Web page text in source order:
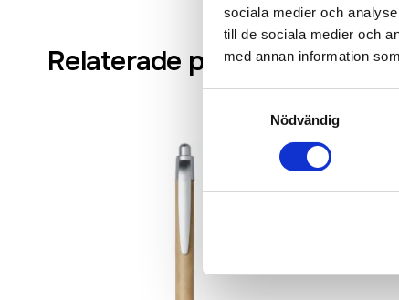
sociala medier och
till de sociala medier och
med annan information
Nödvändig
Relaterade produkter